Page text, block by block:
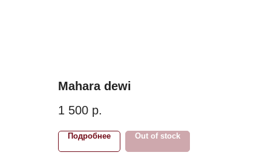
Mahara dewi
1 500 р.
Подробнее Out of stock